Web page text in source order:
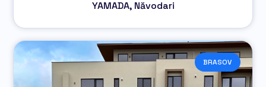
YAMADA, Năvodari
BRASOV